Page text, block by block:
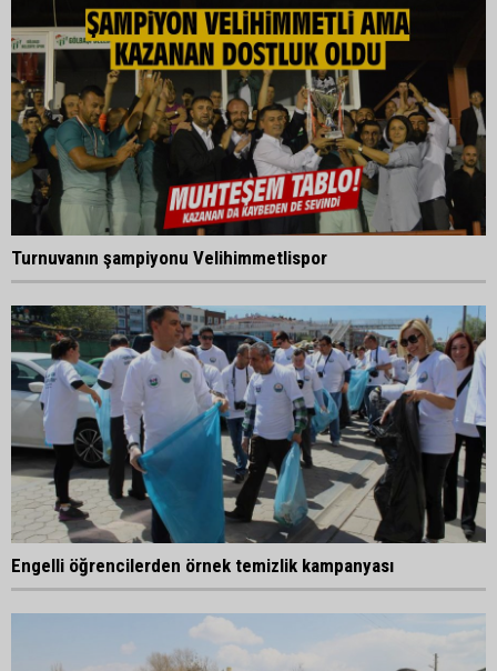
Turnuvanın şampiyonu Velihimmetlispor
Engelli öğrencilerden örnek temizlik kampanyası